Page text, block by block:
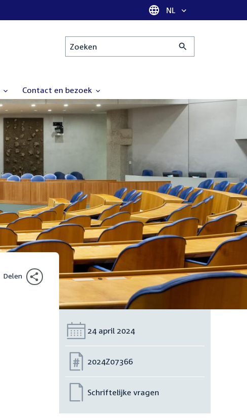
Taal selectie
NL
Zoeken
Contact en bezoek
Delen
Datum:
24 april 2024
Nummer:
2024Z07366
Schriftelijke vragen